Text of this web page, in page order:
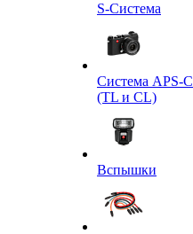
S-Система
Система APS-C
(TL и CL)
Вспышки